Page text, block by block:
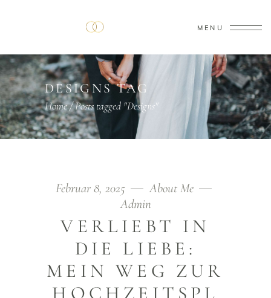
MENU
DESIGNS TAG
Home/Posts tagged "Designs"
Februar 8, 2025
About Me
Admin
VERLIEBT IN
DIE LIEBE:
MEIN WEG ZUR
HOCHZEITSPL